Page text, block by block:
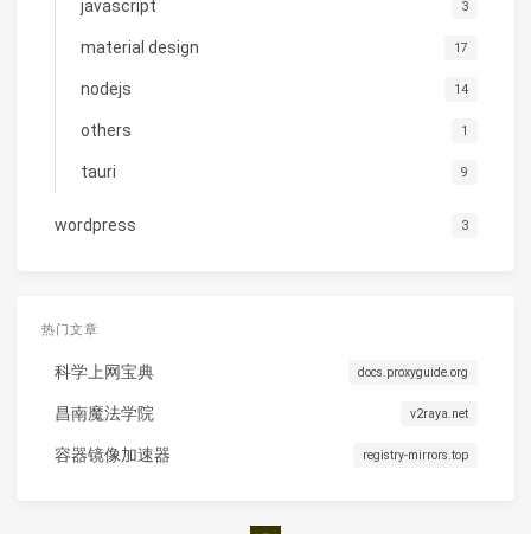
javascript 3
material design 17
nodejs 14
others 1
tauri 9
wordpress 3
热门文章
科学上网宝典 docs.proxyguide.org
昌南魔法学院 v2raya.net
容器镜像加速器 registry-mirrors.top